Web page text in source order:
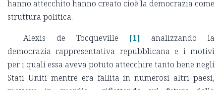
hanno attecchito hanno creato cioè la democrazia come
struttura politica.
Alexis de Tocqueville
[1] analizzando la
democrazia rappresentativa repubblicana e i motivi
per i quali essa aveva potuto attecchire tanto bene negli
Stati Uniti mentre era fallita in numerosi altri paesi,